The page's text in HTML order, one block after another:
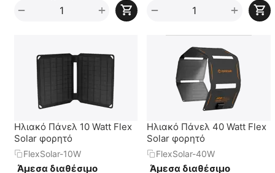
+
− +
−
Ηλιακό Πάνελ 10 Watt Flex
Solar φορητό
FlexSolar-10W
Άμεσα διαθέσιμο
Ηλιακό Πάνελ 40 Watt Flex
Solar φορητό
FlexSolar-40W
Άμεσα διαθέσιμο